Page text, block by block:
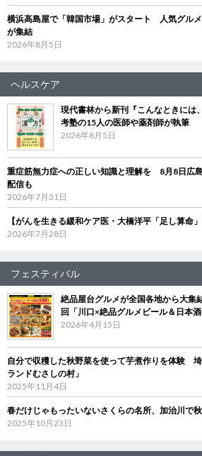
横浜高島屋で「韓国市場」がスタート 人気グル
が集結
2026年8月5日
ヘルスケア
現代書林から新刊『こんなときに
考塾の15人の医師や薬剤師が執筆
2026年8月5日
重症筋無力症への正しい知識と理解を 8月8日広
配信も
2026年7月31日
【がんを生きる緩和ケア医・大橋洋平「足し算命
2026年7月28日
フェスティバル
絶品屋台グルメが全国各地から大
回「川口×絶品グルメビール＆日本
2026年4月15日
自分で収穫した秋野菜を使って芋煮作りを体験
ランドむさしの村」
2025年11月4日
春だけじゃもったいないさくらの名所、加治川で
2025年10月23日